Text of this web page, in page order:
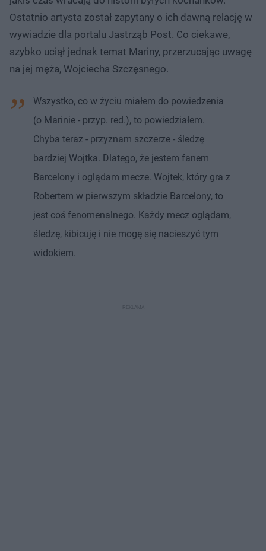
Ostatnio artysta został zapytany o ich dawną relację w
wywiadzie dla portalu Jastrząb Post. Co ciekawe,
szybko uciął jednak temat Mariny, przerzucając uwagę
na jej męża, Wojciecha Szczęsnego.
Wszystko, co w życiu miałem do powiedzenia
(o Marinie - przyp. red.), to powiedziałem.
Chyba teraz - przyznam szczerze - śledzę
bardziej Wojtka. Dlatego, że jestem fanem
Barcelony i oglądam mecze. Wojtek, który gra z
Robertem w pierwszym składzie Barcelony, to
jest coś fenomenalnego. Każdy mecz oglądam,
śledzę, kibicuję i nie mogę się nacieszyć tym
widokiem.